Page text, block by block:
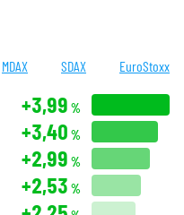
MDAX SDAX EuroStoxx
+3,99 %
+3,40 %
+2,99 %
+2,53 %